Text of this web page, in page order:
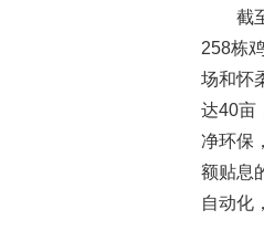
截至
258栋
场和怀
达40亩
净环保
额贴息
自动化